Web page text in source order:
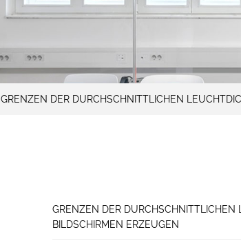
GRENZEN DER DURCHSCHNITTLICHEN
GRENZEN DER
BILDSCHIRMEN ERZEUGEN